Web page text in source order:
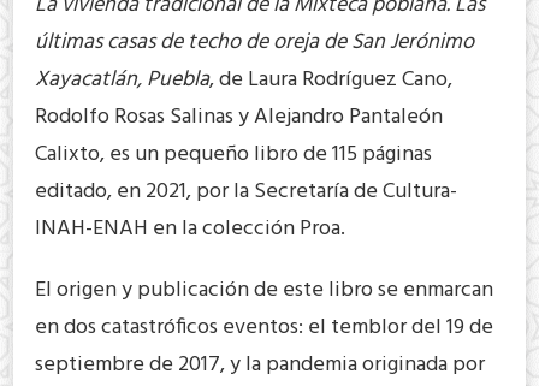
últimas casas de techo de oreja de San Jerónimo
Xayacatlán, Puebla, de Laura Rodríguez Cano,
Rodolfo Rosas Salinas y Alejandro Pantaleón
Calixto, es un pequeño libro de 115 páginas
editado, en 2021, por la Secretaría de Cultura-
INAH-ENAH en la colección Proa.
El origen y publicación de este libro se enmarcan
en dos catastróficos eventos: el temblor del 19 de
septiembre de 2017, y la pandemia originada por